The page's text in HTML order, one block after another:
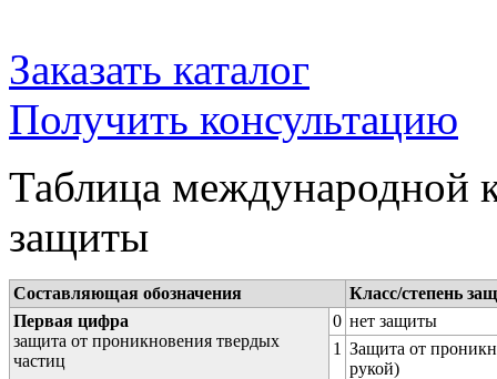
Заказать каталог
Получить консультацию
Таблица международной
защиты
Составляющая обозначения
Класс/степень
Первая цифра
защита от проникновения твердых
частиц
0 нет защиты
1 Защита от
рукой)